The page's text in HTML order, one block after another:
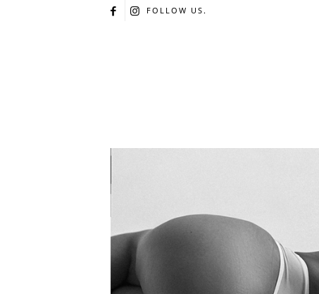
FOLLOW US.